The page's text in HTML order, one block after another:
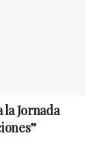
la Jornada